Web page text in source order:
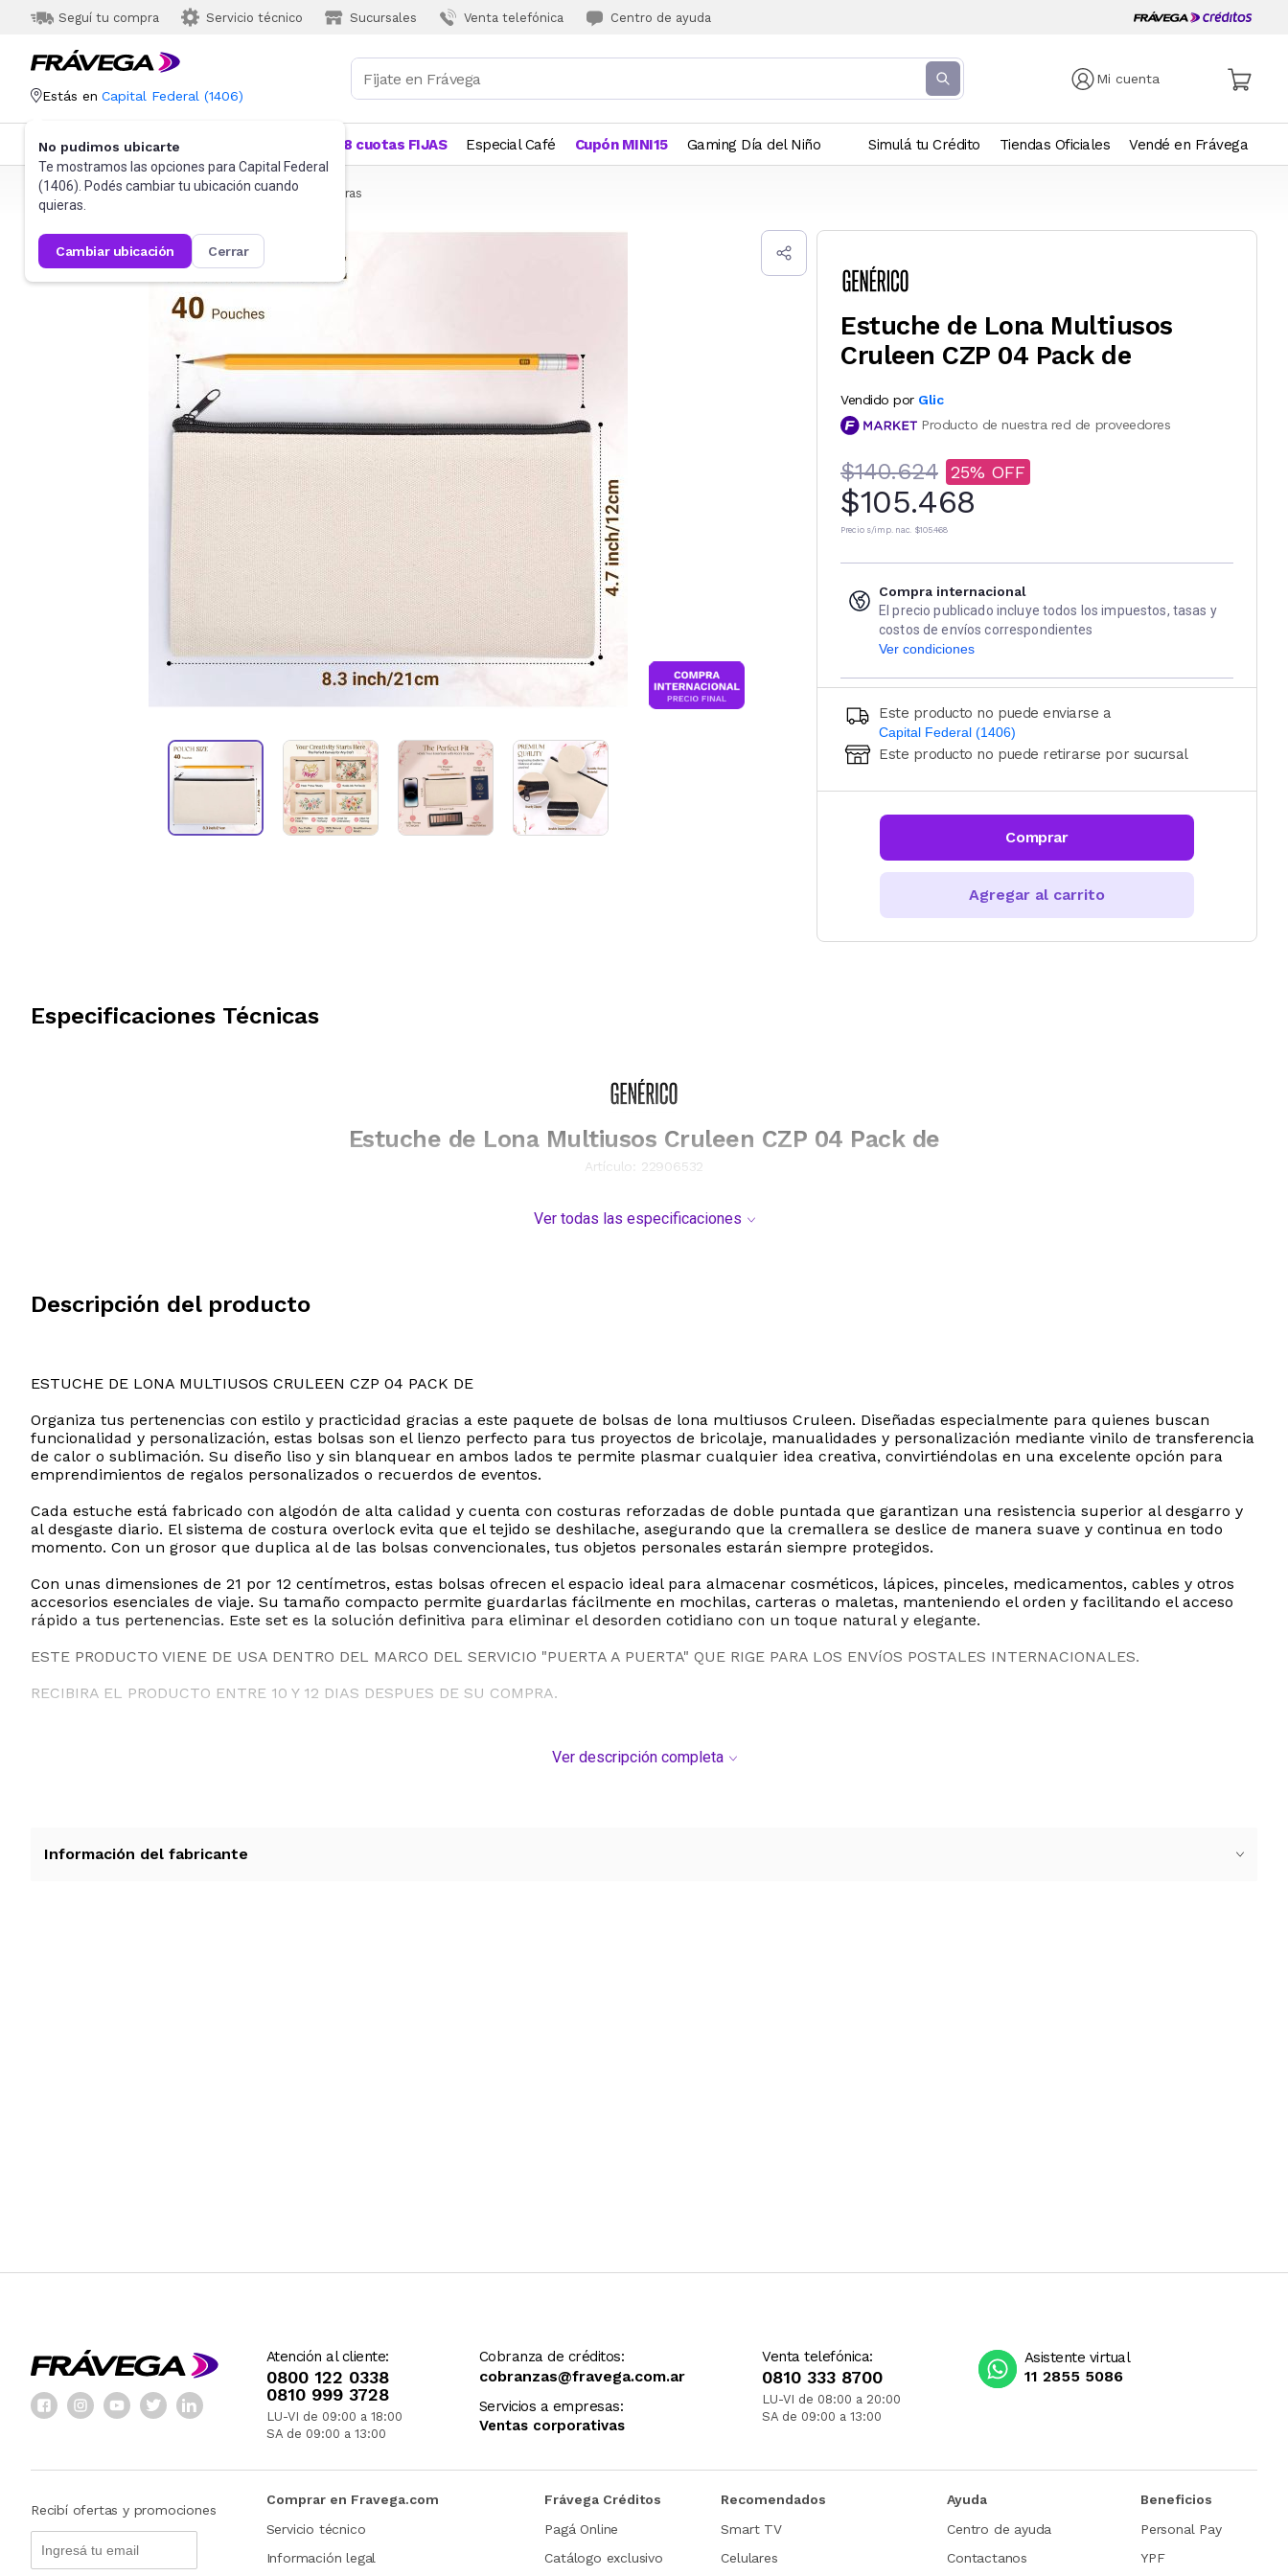
Seguí tu compra Servicio técnico Sucursales Venta telefónica Centro de ayuda
Mi cuenta
Estás en Capital Federal (1406)
No pudimos ubicarte
Te mostramos las opciones para Capital Federal
(1406). Podés cambiar tu ubicación cuando
quieras.
cambiar ubicación cerrar
Categorías Más Vendidos 18 cuotas FIJAS Especial Café Cupón MINI15 Gaming Día del Niño Simulá tu Crédito Tiendas Oficiales Vendé en Frávega
Frávega Artículos de Librería y Papelería Cartucheras
Estuche de Lona Multiusos
Cruleen CZP 04 Pack de
Vendido por Glic
Producto de nuestra red de proveedores
$140.624 25
$105.468
Precio s/imp. nac. $105.468
Compra internacional
El precio publicado incluye todos los impuestos, tasas y
costos de envíos correspondientes
Ver condiciones
Este producto no puede enviarse a
Capital Federal (1406)
Ingresá código postal (sólo números)
CALCULAR
Este producto no puede retirarse por sucursal
Comprar
Agregar al carrito
Especificaciones Técnicas
Estuche de Lona Multiusos Cruleen CZP 04 Pack de
Artículo: 22906532
Ver todas las especificaciones
Descripción del producto
ESTUCHE DE LONA MULTIUSOS CRULEEN CZP 04 PACK DE
Organiza tus pertenencias con estilo y practicidad gracias a este paquete de bolsas de lona multiusos Cruleen. Diseñadas especialmente para quienes buscan
funcionalidad y personalización, estas bolsas son el lienzo perfecto para tus proyectos de bricolaje, manualidades y personalización mediante vinilo de transferencia
de calor o sublimación. Su diseño liso y sin blanquear en ambos lados te permite plasmar cualquier idea creativa, convirtiéndolas en una excelente opción para
emprendimientos de regalos personalizados o recuerdos de eventos.
Cada estuche está fabricado con algodón de alta calidad y cuenta con costuras reforzadas de doble puntada que garantizan una resistencia superior al desgarro y
al desgaste diario. El sistema de costura overlock evita que el tejido se deshilache, asegurando que la cremallera se deslice de manera suave y continua en todo
momento. Con un grosor que duplica al de las bolsas convencionales, tus objetos personales estarán siempre protegidos.
Con unas dimensiones de 21 por 12 centímetros, estas bolsas ofrecen el espacio ideal para almacenar cosméticos, lápices, pinceles, medicamentos, cables y otros
accesorios esenciales de viaje. Su tamaño compacto permite guardarlas fácilmente en mochilas, carteras o maletas, manteniendo el orden y facilitando el acceso
rápido a tus pertenencias. Este set es la solución definitiva para eliminar el desorden cotidiano con un toque natural y elegante.
ESTE PRODUCTO VIENE DE USA DENTRO DEL MARCO DEL SERVICIO "PUERTA A PUERTA" QUE RIGE PARA LOS ENVíOS POSTALES INTERNACIONALES.
RECIBIRA EL PRODUCTO ENTRE 10 Y 12 DIAS DESPUES DE SU COMPRA.
Ver descripción completa
Información del fabricante
Atención al cliente:
0800 122 0338
0810 999 3728
LU-VI de 09:00 a 18:00
SA de 09:00 a 13:00
Cobranza de créditos:
cobranzas@fravega.com.ar
Servicios a empresas:
Ventas corporativas
Venta telefónica:
0810 333 8700
LU-VI de 08:00 a 20:00
SA de 09:00 a 13:00
Asistente virtual
11 2855 5086
Recibí ofertas y promociones
Comprar en Fravega.com
Servicio técnico
Información legal
Frávega Créditos
Pagá Online
Catálogo exclusivo
Recomendados
Smart TV
Celulares
Ayuda
Centro de ayuda
Contactanos
Beneficios
Personal Pay
YPF